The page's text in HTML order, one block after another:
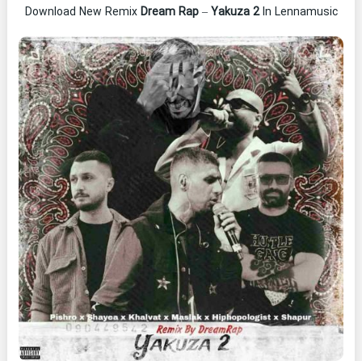
Download New Remix Dream Rap– Yakuza 2In Lennamusic